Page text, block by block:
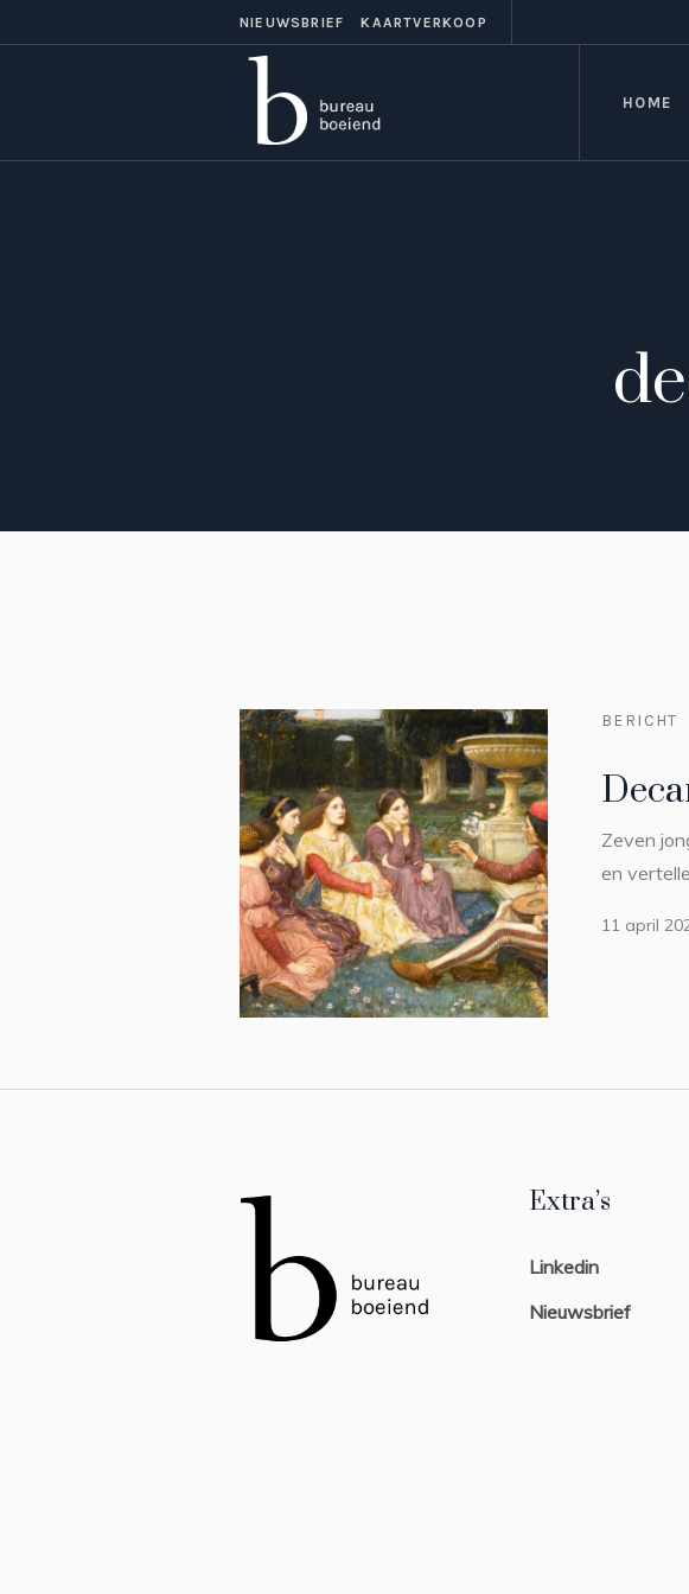
NIEUWSBRIEF KAARTVERKOOP
HOME
BERICHT
Zeven
en
11 april
Extra’s
Linkedin
Nieuwsbrief